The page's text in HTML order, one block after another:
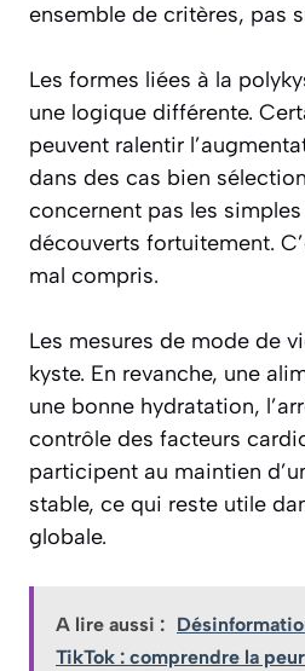
ensemble de critères, pas
Les formes liées à la
une logique différente.
peuvent ralentir
dans des cas bien
concernent pas les
découverts fortuitement.
mal compris.
Les mesures de mode de
kyste. En revanche, une
une bonne hydratation,
contrôle des facteurs
participent au maintien
stable, ce qui reste utile
globale.
A lire aussi :
TikTok : comprendre la